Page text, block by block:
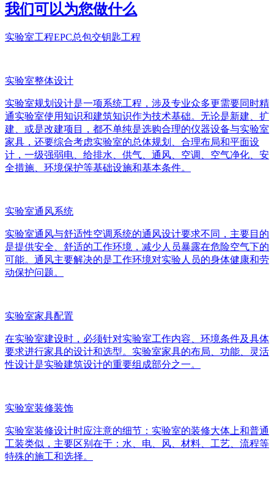
我们可以为您做什么
实验室工程EPC总包交钥匙工程
实验室整体设计
实验室规划设计是一项系统工程，涉及专业众多更需要同时精
通实验室使用知识和建筑知识作为技术基础。无论是新建、扩
建、或是改建项目，都不单纯是选购合理的仪器设备与实验室
家具，还要综合考虑实验室的总体规划、合理布局和平面设
计，一级强弱电、给排水、供气、通风、空调、空气净化、安
全措施、环境保护等基础设施和基本条件。
实验室通风系统
实验室通风与舒适性空调系统的通风设计要求不同，主要目的
是提供安全、舒适的工作环境，减少人员暴露在危险空气下的
可能。通风主要解决的是工作环境对实验人员的身体健康和劳
动保护问题。
实验室家具配置
在实验室建设时，必须针对实验室工作内容、环境条件及具体
要求进行家具的设计和选型。实验室家具的布局、功能、灵活
性设计是实验建筑设计的重要组成部分之一。
实验室装修装饰
实验室装修设计时应注意的细节：实验室的装修大体上和普通
工装类似，主要区别在于：水、电、风、材料、工艺、流程等
特殊的施工和选择。